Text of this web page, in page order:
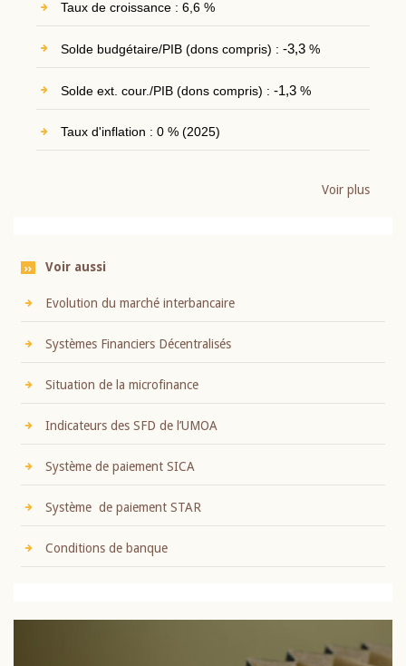
Taux de croissance : 6,6 %
Solde budgétaire/PIB (dons compris) : -3,3%
Solde ext. cour./PIB (dons compris) : -1,3%
Taux d'inflation : 0 % (2025)
Voir plus
Voir aussi
Evolution du marché interbancaire
Systèmes Financiers Décentralisés
Situation de la microfinance
Indicateurs des SFD de l’UMOA
Système de paiement SICA
Système de paiement STAR
Conditions de banque